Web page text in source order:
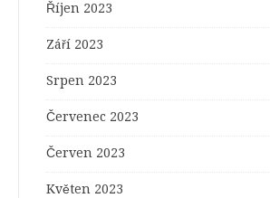
Říjen 2023
Září 2023
Srpen 2023
Červenec 2023
Červen 2023
Květen 2023